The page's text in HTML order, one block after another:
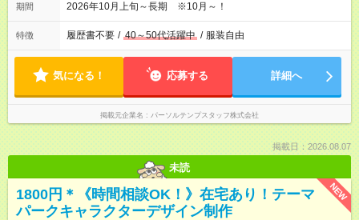
期間 2026年10月上旬～長期 ※10月～！
特徴 履歴書不要 / 40～50代活躍中 / 服装自由
気になる！ 応募する 詳細へ
掲載元企業名 パーソルテンプスタッフ株式会社
掲載日：2026.08.07
未読
NEW
1800円＊《時間相談OK！》在宅あり！テーマ
パークキャラクターデザイン制作